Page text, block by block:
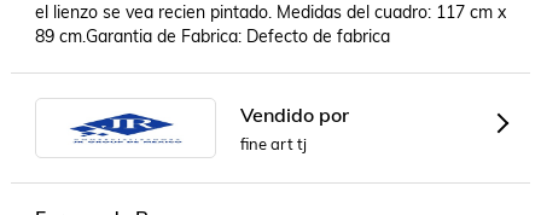
el lienzo se vea recien pintado. Medidas del cuadro: 117 cm x
89 cm.Garantia de Fabrica: Defecto de fabrica
Vendido por
fine art tj